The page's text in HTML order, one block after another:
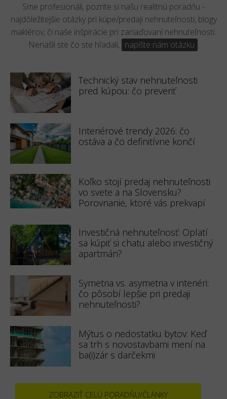
Sme profesionáli, pozrite si našu realitnú poradňu -
najdôležitejšie otázky pri kúpe/predaji nehnuteľnosti, blogy
maklérov, či naše inšpirácie pri zariaďovaní nehnuteľnosti.
Nenašli ste čo ste hľadali, napíšte nám otázku .
Technický stav nehnuteľnosti
pred kúpou: čo preveriť
Interiérové trendy 2026: čo
ostáva a čo definitívne končí
Koľko stojí predaj nehnuteľnosti
vo svete a na Slovensku?
Porovnanie, ktoré vás prekvapí
Investičná nehnuteľnosť: Oplatí
sa kúpiť si chatu alebo investičný
apartmán?
Symetria vs. asymetria v interiéri:
čo pôsobí lepšie pri predaji
nehnuteľnosti?
Mýtus o nedostatku bytov: Keď
sa trh s novostavbami mení na
ba(i)zár s darčekmi
ZOBRAZIŤ CELÚ PORADŇU/ČLÁNKY